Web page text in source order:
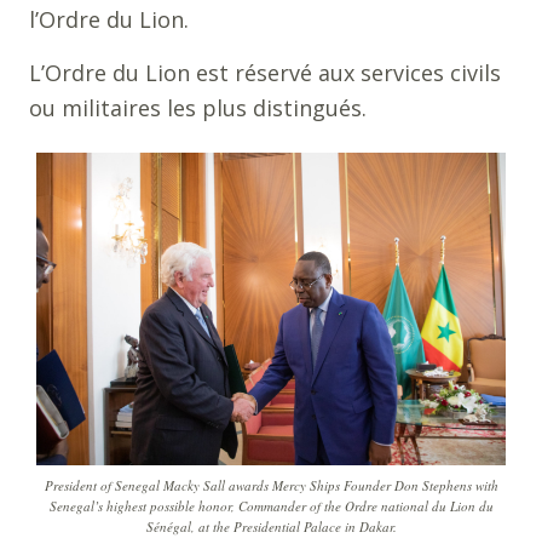
l’Ordre du Lion.
L’Ordre du Lion est réservé aux services civils
ou militaires les plus distingués.
President of Senegal Macky Sall awards Mercy Ships Founder Don Stephens with
Senegal’s highest possible honor, Commander of the Ordre national du Lion du
Sénégal, at the Presidential Palace in Dakar.